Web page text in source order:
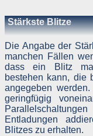
Quelle/
Verwendeter
Verwendetes
Verwendete
Die Server-
anschließend
Strato AG, der
dazu:
DSGVO und Log-
Besuchern erheben
Der
Stärkste Blitze
Die Angabe der
manchen Fällen
dass ein Blitz
bestehen kann, die
angegeben
geringfügig
Entladungen
Blitzes zu erhalten.